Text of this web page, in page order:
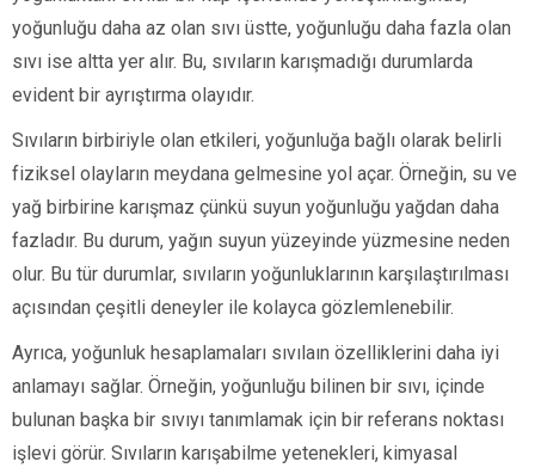
yoğunluğu daha az olan sıvı üstte, yoğunluğu daha fazla olan
sıvı ise altta yer alır. Bu, sıvıların karışmadığı durumlarda
evident bir ayrıştırma olayıdır.
Sıvıların birbiriyle olan etkileri, yoğunluğa bağlı olarak belirli
fiziksel olayların meydana gelmesine yol açar. Örneğin, su ve
yağ birbirine karışmaz çünkü suyun yoğunluğu yağdan daha
fazladır. Bu durum, yağın suyun yüzeyinde yüzmesine neden
olur. Bu tür durumlar, sıvıların yoğunluklarının karşılaştırılması
açısından çeşitli deneyler ile kolayca gözlemlenebilir.
Ayrıca, yoğunluk hesaplamaları sıvılaın özelliklerini daha iyi
anlamayı sağlar. Örneğin, yoğunluğu bilinen bir sıvı, içinde
bulunan başka bir sıvıyı tanımlamak için bir referans noktası
işlevi görür. Sıvıların karışabilme yetenekleri, kimyasal